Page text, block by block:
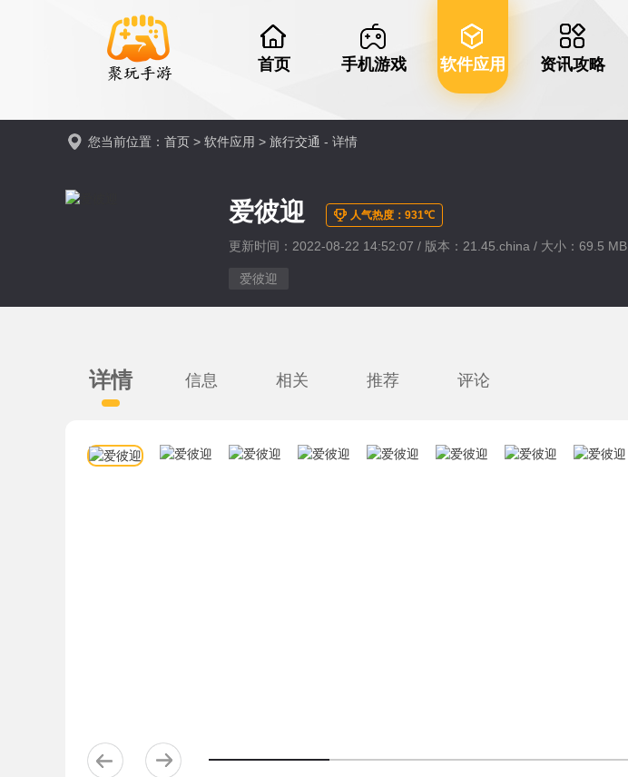
首页 手机游戏 软件应用 资讯攻略
您当前位置： 首页 > 软件应用 > 旅行交通 - 详情
爱彼迎 人气热度：931℃
更新时间：2022-08-22 14:52:07 / 版本：21.45.china / 大小：69.5 MB
爱彼迎
详情 信息 相关 推荐 评论